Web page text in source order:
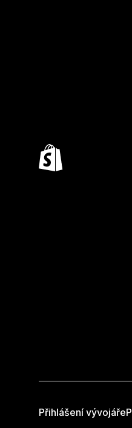
Přihlášení vývojáře